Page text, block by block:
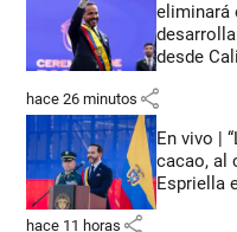
eliminará
desde Cali
hace 26 minutos share
En vivo |
cacao, al
Espriella
hace 11 horas share